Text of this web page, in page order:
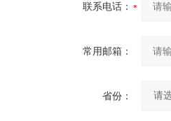
联系电话：
常用邮箱：
省份：